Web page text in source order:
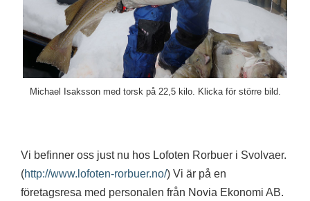
Michael Isaksson med torsk på 22,5 kilo. Klicka för större bild.
Vi befinner oss just nu hos Lofoten Rorbuer i Svolvaer.
(http://www.lofoten-rorbuer.no/) Vi är på en
företagsresa med personalen från Novia Ekonomi AB.